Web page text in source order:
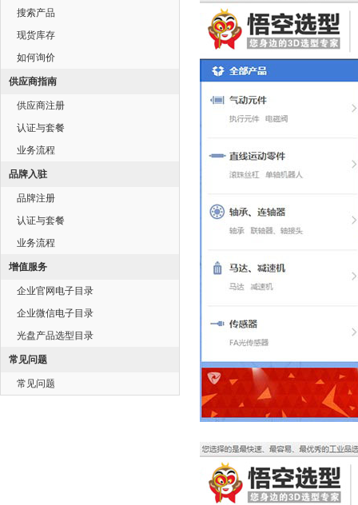
搜索产品
现货库存
如何询价
供应商指南
供应商注册
认证与套餐
业务流程
品牌入驻
品牌注册
认证与套餐
业务流程
增值服务
企业官网电子目录
企业微信电子目录
光盘产品选型目录
常见问题
常见问题